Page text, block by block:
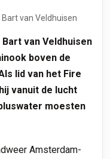
van Veldhuisen
Bart van Veldhuisen
boven de
lid van het Fire
vanuit de lucht
moesten
Amsterdam-